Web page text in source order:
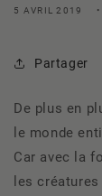
5 AVRIL 2019
Partager
De plus en
le monde
Car avec la
les